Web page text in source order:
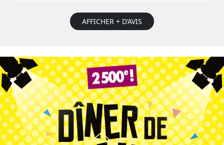
AFFICHER + D’AVIS